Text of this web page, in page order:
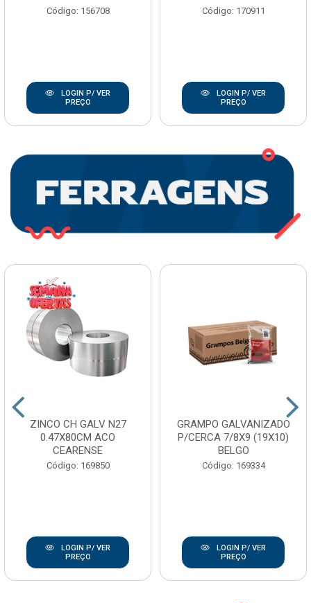
Código: 156708
LOGIN P/ VER
PREÇO
Código: 170911
LOGIN P/ VER
PREÇO
ZINCO CH GALV N27
0.47X80CM ACO
CEARENSE
Código: 169850
LOGIN P/ VER
PREÇO
GRAMPO GALVANIZADO
P/CERCA 7/8X9 (19X10)
BELGO
Código: 169334
LOGIN P/ VER
PREÇO